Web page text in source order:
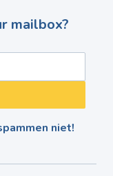
mailbox?
niet!